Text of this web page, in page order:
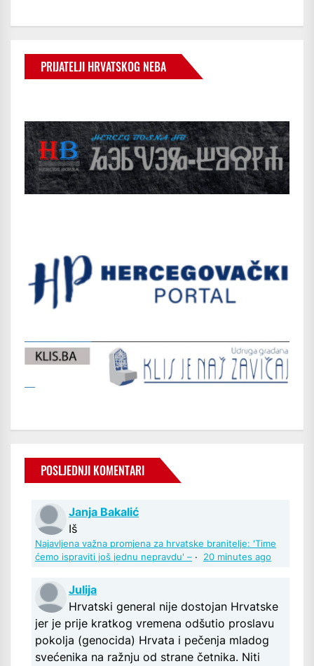
PRIJATELJI HRVATSKOG NEBA
POSLJEDNJI KOMENTARI
Janja Bakalić
Iš
Najavljena važna promjena za hrvatske branitelje: 'Time
ćemo ispraviti još jednu nepravdu' – · 20 minutes ago
Julija
Hrvatski general nije dostojan Hrvatske
jer je prije kratkog vremena odšutio proslavu
pokolja (genocida) Hrvata i pečenja mladog
svećenika na ražnju od strane četnika. Niti